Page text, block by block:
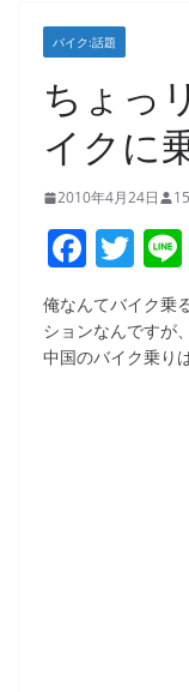
バイク:話題
ちょっ
イクに
2010年4月24日
F
a
c
e
T
w
itt
er
俺なんてバイク乗
ションなんですが、
中国のバイク乗り